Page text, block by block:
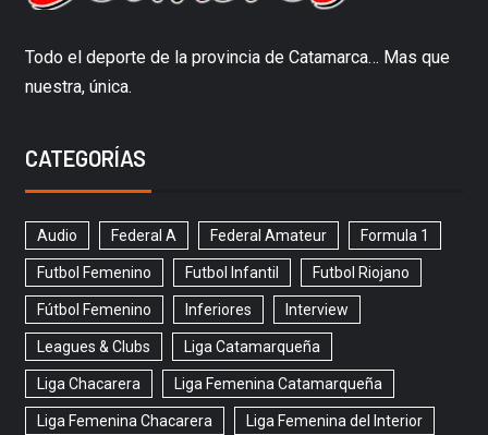
Todo el deporte de la provincia de Catamarca… Mas que
nuestra, única.
CATEGORÍAS
Audio Federal A Federal Amateur Formula 1
Futbol Femenino Futbol Infantil Futbol Riojano
Fútbol Femenino Inferiores Interview
Leagues & Clubs Liga Catamarqueña
Liga Chacarera Liga Femenina Catamarqueña
Liga Femenina Chacarera Liga Femenina del Interior